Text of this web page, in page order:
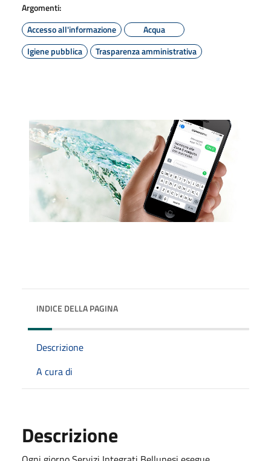
Argomenti:
Accesso all'informazione
Acqua
Igiene pubblica
Trasparenza amministrativa
INDICE DELLA PAGINA
Descrizione
A cura di
Descrizione